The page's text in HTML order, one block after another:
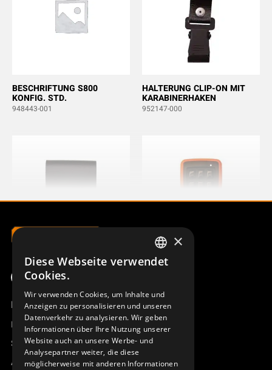
BESCHRIFTUNG S800
KONFIG. STD.
948443-001
HALTERUNG CLIP-ON MIT
KARABINERHAKEN
952147-000
GURTHALTER-SET CLIP-ON
TX50-54
FRONT S-800 M6 OHNE
Produktübersicht
Remotus
Sesam
Access_Ctrl
SWEDISH
DEUTSCH
×
Diese Webseite verwendet
Cookies.
Wir verwenden Cookies, um Inhalte und
Anzeigen zu personalisieren und unseren
Datenverkehr zu analysieren. Wir geben
Informationen über Ihre Nutzung unserer
Website auch an unsere Werbe- und
Analysepartner weiter, die diese
möglicherweise mit anderen Informationen